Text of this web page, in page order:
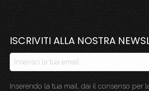
ISCRIVITI ALLA NOSTRA
Inserendo la tua mail, dai il consenso per